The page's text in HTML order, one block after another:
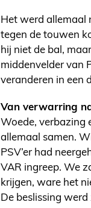
Het werd allemaal
tegen de touwen
hij niet de bal,
middenvelder van
veranderen in een
Van verwarring
Woede, verbazing
allemaal samen.
PSV’er had
VAR ingreep. We
krijgen, ware het
De beslissing